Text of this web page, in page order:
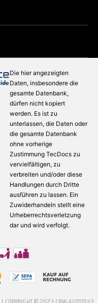
Die hier angezeigten
Daten, insbesondere die
gesamte Datenbank,
dürfen nicht kopiert
werden. Es ist zu
unterlassen, die Daten oder
die gesamte Datenbank
ohne vorherige
Zustimmung TecDocs zu
vervielfältigen, zu
verbreiten und/oder diese
Handlungen durch Dritte
ausführen zu lassen. Ein
Zuwiderhandeln stellt eine
Urheberrechtsverletzung
dar und wird verfolgt.